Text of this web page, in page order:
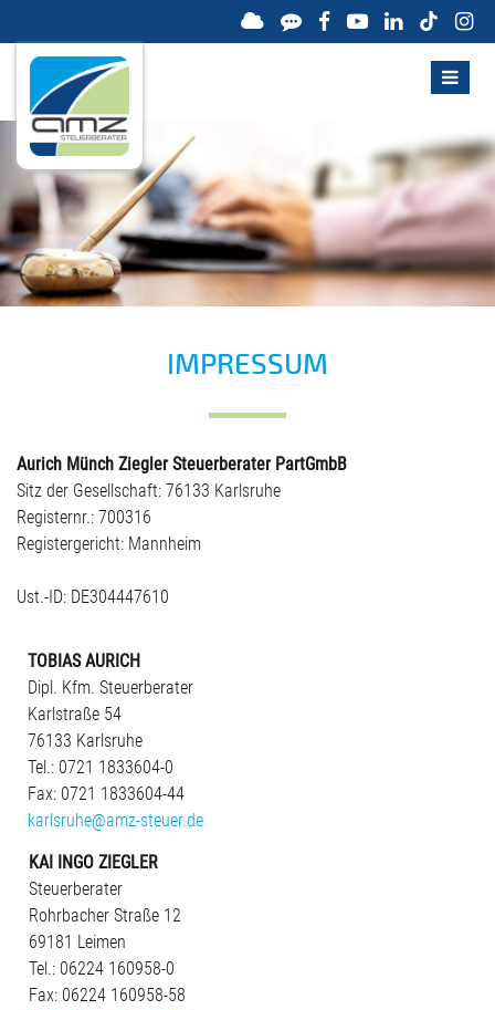
IMPRESSUM
Aurich Münch Ziegler Steuerberater PartGmbB
Sitz der Gesellschaft: 76133 Karlsruhe
Registernr.: 700316
Registergericht: Mannheim
Ust.-ID: DE304447610
TOBIAS AURICH
Dipl. Kfm. Steuerberater
Karlstraße 54
76133 Karlsruhe
Tel.: 0721 1833604-0
Fax: 0721 1833604-44
karlsruhe@amz-steuer.de
KAI INGO ZIEGLER
Steuerberater
Rohrbacher Straße 12
69181 Leimen
Tel.: 06224 160958-0
Fax: 06224 160958-58